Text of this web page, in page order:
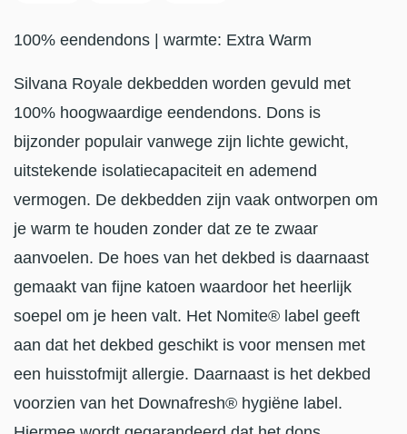
100% eendendons | warmte: Extra Warm
Silvana Royale dekbedden worden gevuld met
100% hoogwaardige eendendons. Dons is
bijzonder populair vanwege zijn lichte gewicht,
uitstekende isolatiecapaciteit en ademend
vermogen. De dekbedden zijn vaak ontworpen om
je warm te houden zonder dat ze te zwaar
aanvoelen. De hoes van het dekbed is daarnaast
gemaakt van fijne katoen waardoor het heerlijk
soepel om je heen valt. Het Nomite® label geeft
aan dat het dekbed geschikt is voor mensen met
een huisstofmijt allergie. Daarnaast is het dekbed
voorzien van het Downafresh® hygiëne label.